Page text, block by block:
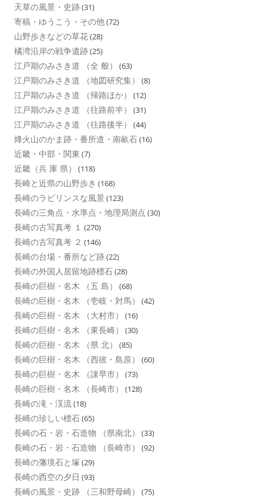
天草の風景・史跡(31)
寄稿・ゆうこう・その他(72)
山野歩きなどの草花(28)
橘湾沿岸の戦争遺跡(25)
江戸期のみさき道 （全 般） (63)
江戸期のみさき道 （地図研究集） (8)
江戸期のみさき道 （帰路ほか） (12)
江戸期のみさき道 （往路前半） (31)
江戸期のみさき道 （往路後半） (44)
烽火山のかま跡・番所道・南畝石(16)
近畿・中部・関東 (7)
近畿（兵 庫 県） (118)
長崎と近県の山野歩き (168)
長崎のラビリンスな風景 (123)
長崎の三角点・水準点・地理局測点 (30)
長崎の古写真考 １ (270)
長崎の古写真考 ２ (146)
長崎の台場・番所など跡(22)
長崎の外国人居留地跡標石(28)
長崎の巨樹・名木 （五 島） (68)
長崎の巨樹・名木 （壱岐・対馬） (42)
長崎の巨樹・名木 （大村市） (16)
長崎の巨樹・名木 （東長崎） (30)
長崎の巨樹・名木 （県 北） (85)
長崎の巨樹・名木 （西彼・島原） (60)
長崎の巨樹・名木 （諌早市） (73)
長崎の巨樹・名木 （長崎市） (128)
長崎の滝・渓流(18)
長崎の珍しい標石(65)
長崎の石・岩・石造物 （県南北） (33)
長崎の石・岩・石造物 （長崎市） (92)
長崎の藩境石と塚 (29)
長崎の西空の夕日 (93)
長崎の風景・史跡 （三和野母崎） (75)